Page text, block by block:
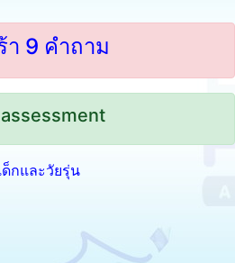
า 9 คำถาม
กและวัยรุ่น